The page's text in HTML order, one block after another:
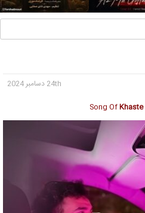
24th دسامبر 2024
Song OfKhaste